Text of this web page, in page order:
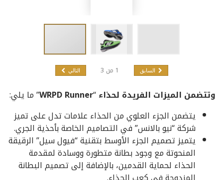
السابق 1 من 3 التالي
وتتضمن الميزات الفريدة لحذاء“
WRPD Runner” ما يلي:
يتضمن الجزء العلوي من الحذاء علامات تدل على تميز
شركة “نيو بالانس” في التصاميم الخاصة بأحذية الجري.
يتميز تصميم الجزء الأوسط بتقنية “فيول سيل” الرقيقة
المنحوتة مع وجود بطانة متطورة ووسادة لمقدمة
الحذاء لحماية القدمين، بالإضافة إلى تصميم البطانة